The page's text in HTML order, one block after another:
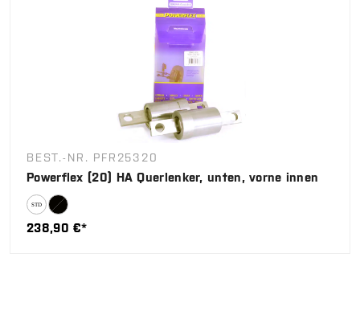
BEST.-NR. PFR25320
Powerflex (20) HA Querlenker, unten, vorne innen
238,90 €*